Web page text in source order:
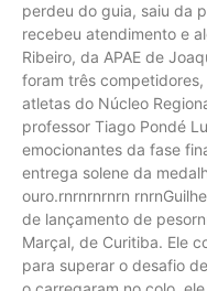
perdeu do guia, saiu da
recebeu atendimento e
Ribeiro, da APAE de
foram três
atletas do Núcleo
professor Tiago Pondé
emocionantes da fase
entrega solene da
ouro.rnrnrnrnrn
de lançamento de
Marçal, de Curitiba. Ele
para superar o desafio